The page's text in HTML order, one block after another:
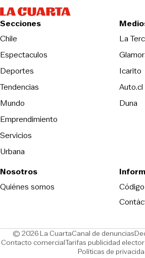
Secciones
Chile
Espectaculos
Deportes
Tendencias
Mundo
Emprendimiento
Servicios
Urbana
La
Icarito
Auto.cl
Duna
Nosotros
Quiénes somos
© 2026 La CuartaCanal de denuncias
Contacto comercialOpens in new window
Tarifas publicidad
Políticas de